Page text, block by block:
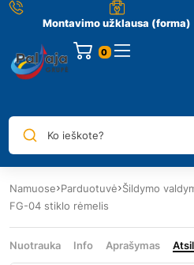
Montavimo užklausa (forma)
0
Ko ieškote?
Namuose Parduotuvė Šildymo
FG-04 stiklo rėmelis
Nuotrauka Info Aprašymas